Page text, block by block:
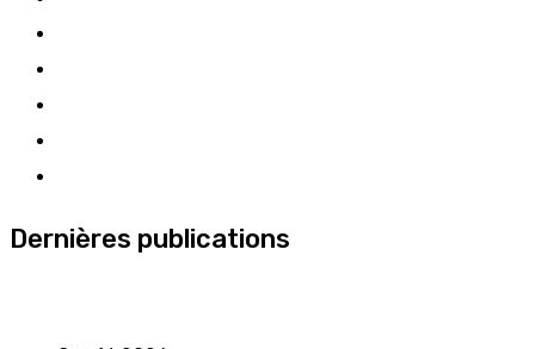
Dernières publications